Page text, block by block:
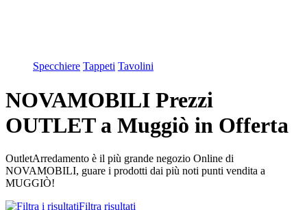
Specchiere Tappeti Tavolini
NOVAMOBILI Prezzi
OUTLET a Muggiò in Offerta
OutletArredamento è il più grande negozio Online di
NOVAMOBILI, guare i prodotti dai più noti punti vendita a
MUGGIÒ!
Filtra risultati